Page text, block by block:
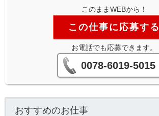
このままWEBから！
この仕事に応募する
お電話でも応募できます。
0078-6019-5015
おすすめのお仕事